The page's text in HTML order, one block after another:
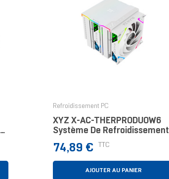
Refroidissement PC
XYZ X-AC-THERPRODUOW6
Système De Refroidissement
D’ordinateur Boitier PC
Refroidisseur D'air
Prix
74,89 € TTC
AJOUTER AU PANIER